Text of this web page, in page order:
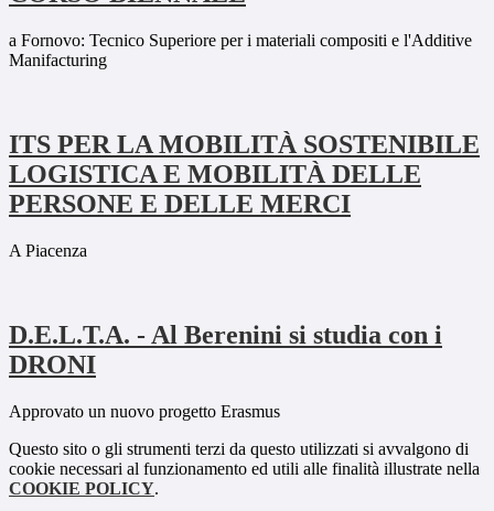
a Fornovo: Tecnico Superiore per i materiali compositi e l'Additive
Manifacturing
ITS PER LA MOBILITÀ SOSTENIBILE
LOGISTICA E MOBILITÀ DELLE
PERSONE E DELLE MERCI
A Piacenza
D.E.L.T.A. - Al Berenini si studia con i
DRONI
Approvato un nuovo progetto Erasmus
Questo sito o gli strumenti terzi da questo utilizzati si avvalgono di
cookie necessari al funzionamento ed utili alle finalità illustrate nella
COOKIE POLICY.